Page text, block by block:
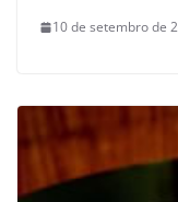
10 de setembro de